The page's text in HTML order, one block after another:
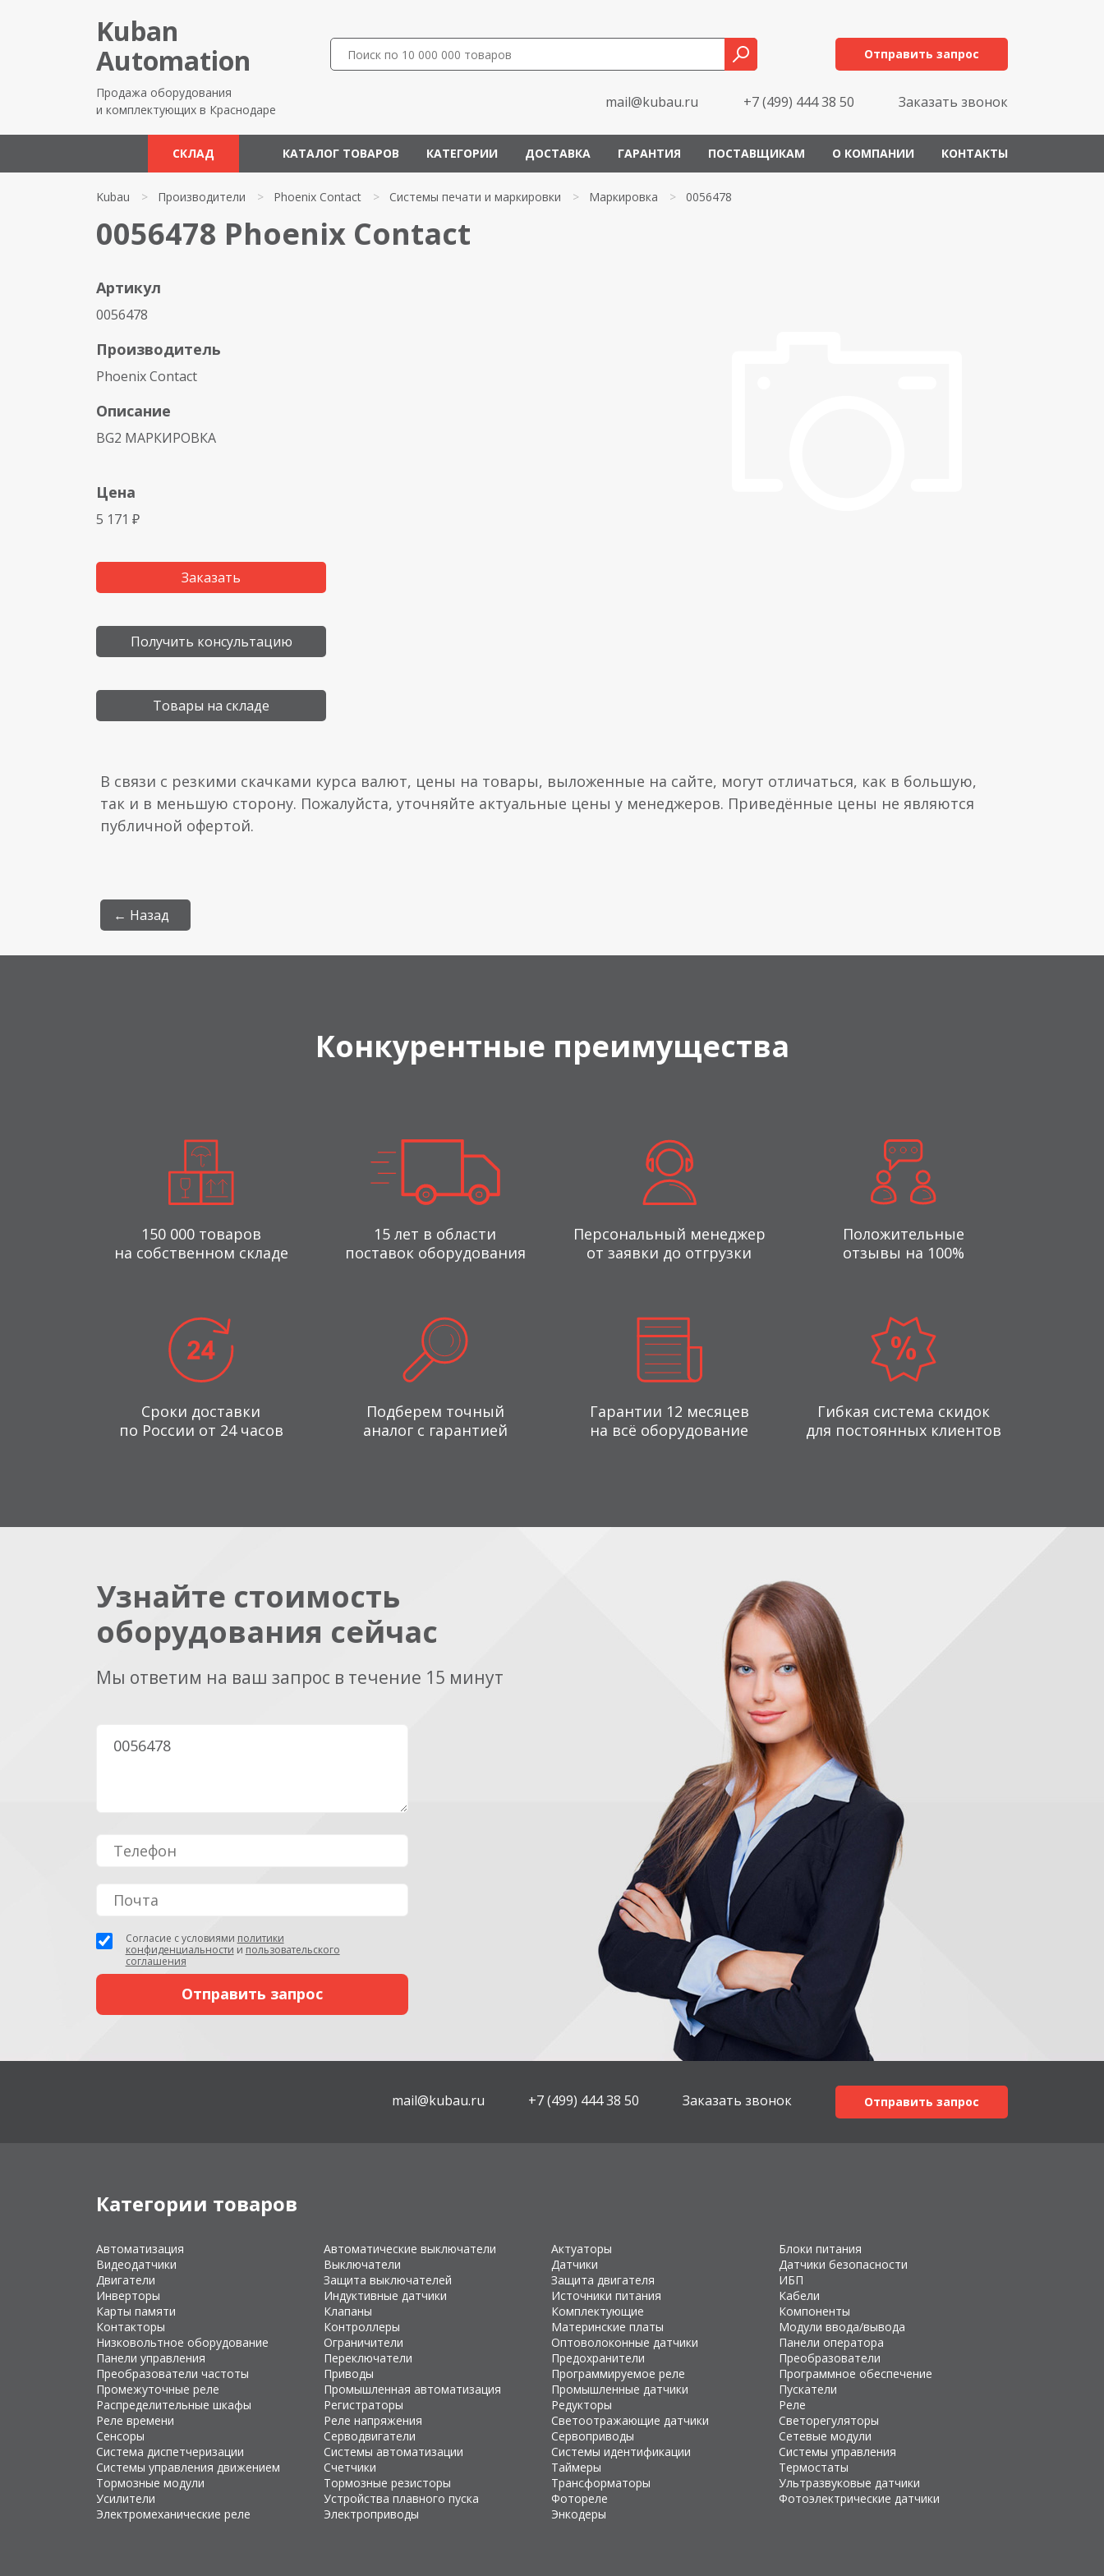
Kuban
Automation
Продажа оборудования
и комплектующих в Краснодаре
Отправить запрос
mail@kubau.ru +7 (499) 444 38 50 Заказать звонок
СКЛАД КАТАЛОГ ТОВАРОВ КАТЕГОРИИ ДОСТАВКА ГАРАНТИЯ ПОСТАВЩИКАМ О КОМПАНИИ КОНТАКТЫ
Kubau > Производители > Phoenix Contact > Системы печати и маркировки > Маркировка > 0056478
0056478 Phoenix Contact
Артикул
0056478
Производитель
Phoenix Contact
Описание
BG2 МАРКИРОВКА
Цена
5 171 ₽
Заказать
Получить консультацию
Товары на складе
В связи с резкими скачками курса валют, цены на товары, выложенные на сайте, могут отличаться, как в большую,
так и в меньшую сторону. Пожалуйста, уточняйте актуальные цены у менеджеров. Приведённые цены не являются
публичной офертой.
← Назад
Конкурентные преимущества
150 000 товаров
на собственном складе
15 лет в области
поставок оборудования
Персональный менеджер
от заявки до отгрузки
Положительные
отзывы на 100%
Сроки доставки
по России от 24 часов
Подберем точный
аналог с гарантией
Гарантии 12 месяцев
на всё оборудование
Гибкая система скидок
для постоянных клиентов
Узнайте стоимость
оборудования сейчас
Мы ответим на ваш запрос в течение 15 минут
Согласие с условиями политики
конфиденциальности и пользовательского
соглашения
mail@kubau.ru +7 (499) 444 38 50 Заказать звонок Отправить запрос
Категории товаров
Автоматизация Автоматические выключатели Актуаторы
Блоки питания
Видеодатчики
Выключатели Датчики
Датчики безопасности
Двигатели
Защита выключателей Защита двигателя
ИБП
Инверторы
Индуктивные датчики Источники питания
Кабели
Карты памяти
Клапаны Комплектующие
Компоненты
Контакторы
Контроллеры Материнские платы
Модули ввода/вывода
Низковольтное оборудование
Ограничители Оптоволоконные датчики
Панели оператора
Панели управления
Переключатели Предохранители
Преобразователи
Преобразователи частоты
Приводы Программируемое реле
Программное обеспечение
Промежуточные реле
Промышленная автоматизация Промышленные датчики
Пускатели
Распределительные шкафы
Регистраторы Редукторы
Реле
Реле времени
Реле напряжения Светоотражающие датчики
Светорегуляторы
Сенсоры
Серводвигатели Сервоприводы
Сетевые модули
Система диспетчеризации
Системы автоматизации Системы идентификации
Системы управления
Системы управления движением
Счетчики Таймеры
Термостаты
Тормозные модули
Тормозные резисторы Трансформаторы
Ультразвуковые датчики
Усилители
Устройства плавного пуска Фотореле
Фотоэлектрические датчики
Электромеханические реле
Электроприводы Энкодеры